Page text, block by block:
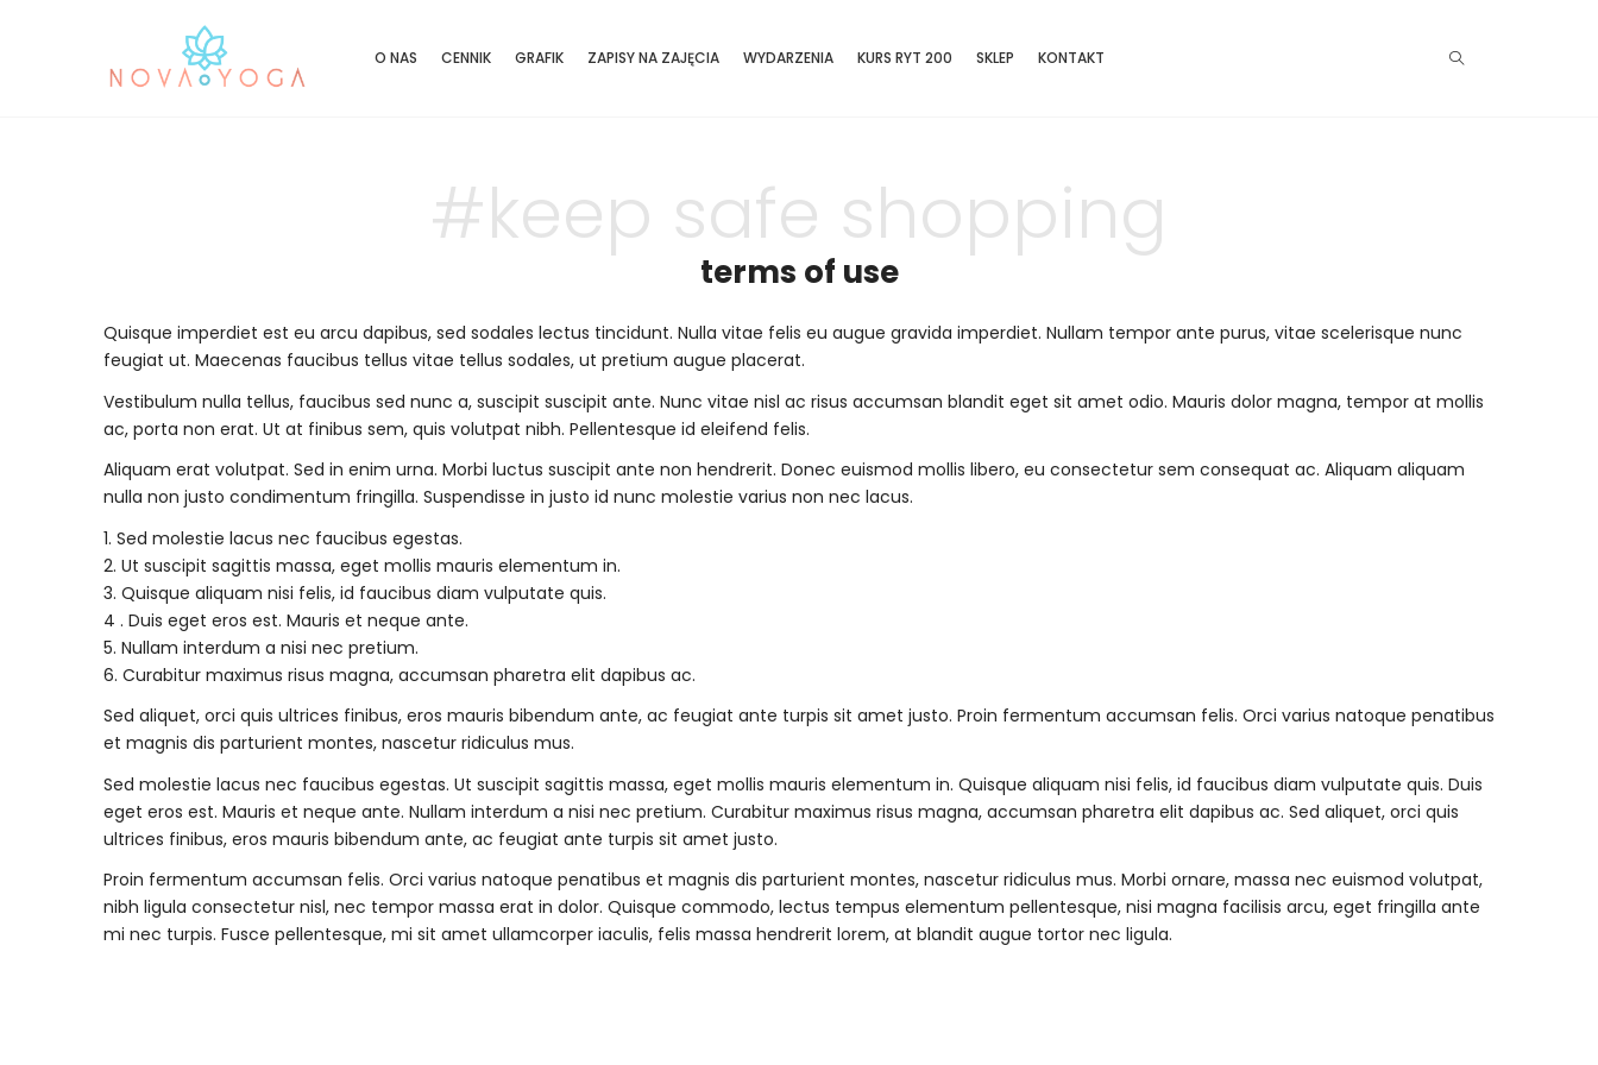
O NAS CENNIK GRAFIK ZAPISY NA ZAJĘCIA WYDARZENIA KURS RYT 200 SKLEP KONTAKT
#keep safe shopping
terms of use
Quisque imperdiet est eu arcu dapibus, sed sodales lectus tincidunt. Nulla vitae felis eu augue gravida imperdiet. Nullam tempor ante purus, vitae scelerisque nunc
feugiat ut. Maecenas faucibus tellus vitae tellus sodales, ut pretium augue placerat.
Vestibulum nulla tellus, faucibus sed nunc a, suscipit suscipit ante. Nunc vitae nisl ac risus accumsan blandit eget sit amet odio. Mauris dolor magna, tempor at mollis
ac, porta non erat. Ut at finibus sem, quis volutpat nibh. Pellentesque id eleifend felis.
Aliquam erat volutpat. Sed in enim urna. Morbi luctus suscipit ante non hendrerit. Donec euismod mollis libero, eu consectetur sem consequat ac. Aliquam aliquam
nulla non justo condimentum fringilla. Suspendisse in justo id nunc molestie varius non nec lacus.
1. Sed molestie lacus nec faucibus egestas.
2. Ut suscipit sagittis massa, eget mollis mauris elementum in.
3. Quisque aliquam nisi felis, id faucibus diam vulputate quis.
4 . Duis eget eros est. Mauris et neque ante.
5. Nullam interdum a nisi nec pretium.
6. Curabitur maximus risus magna, accumsan pharetra elit dapibus ac.
Sed aliquet, orci quis ultrices finibus, eros mauris bibendum ante, ac feugiat ante turpis sit amet justo. Proin fermentum accumsan felis. Orci varius natoque penatibus
et magnis dis parturient montes, nascetur ridiculus mus.
Sed molestie lacus nec faucibus egestas. Ut suscipit sagittis massa, eget mollis mauris elementum in. Quisque aliquam nisi felis, id faucibus diam vulputate quis. Duis
eget eros est. Mauris et neque ante. Nullam interdum a nisi nec pretium. Curabitur maximus risus magna, accumsan pharetra elit dapibus ac. Sed aliquet, orci quis
ultrices finibus, eros mauris bibendum ante, ac feugiat ante turpis sit amet justo.
Proin fermentum accumsan felis. Orci varius natoque penatibus et magnis dis parturient montes, nascetur ridiculus mus. Morbi ornare, massa nec euismod volutpat,
nibh ligula consectetur nisl, nec tempor massa erat in dolor. Quisque commodo, lectus tempus elementum pellentesque, nisi magna facilisis arcu, eget fringilla ante
mi nec turpis. Fusce pellentesque, mi sit amet ullamcorper iaculis, felis massa hendrerit lorem, at blandit augue tortor nec ligula.